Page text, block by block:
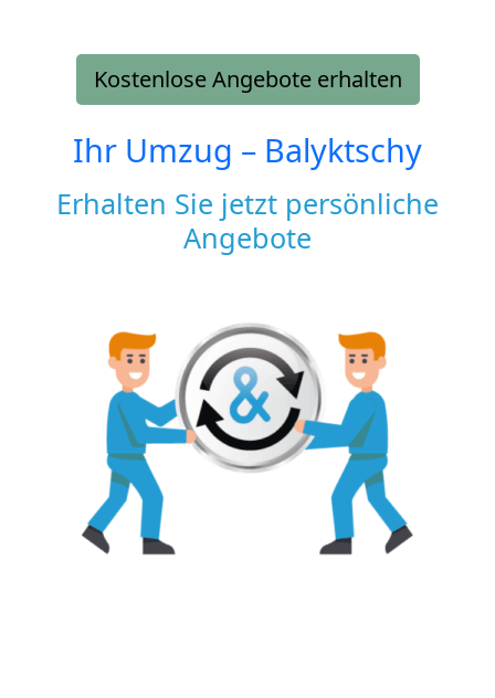
Kostenlose Angebote erhalten
Ihr Umzug – Balyktschy
Erhalten Sie jetzt persönliche
Angebote